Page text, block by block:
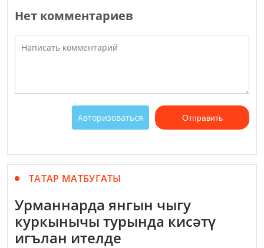
Нет комментариев
Авторизоваться Отправить
ТАТАР МАТБУГАТЫ
Урманнарда янгын чыгу
куркынычы турында кисәтү
игълан ителде